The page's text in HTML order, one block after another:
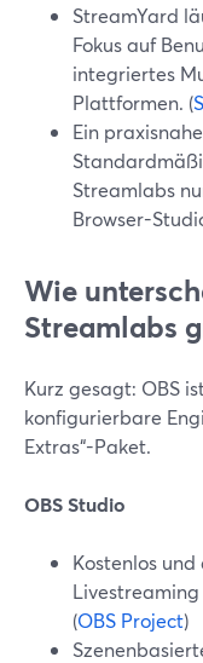
StreamYard
Fokus auf
integriertes
Plattformen. (
Ein
Streamlabs
Browser-
Wie
Streamlabs
Kurz gesagt: OBS
konfigurierbare
Extras“-Paket.
OBS Studio
Kostenlos
(OBS Project)